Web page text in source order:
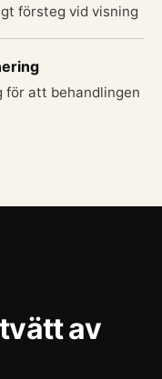
försteg vid visning
för att behandlingen
av